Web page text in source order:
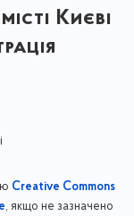
Києві
Creative Commons
, якщо не зазначено